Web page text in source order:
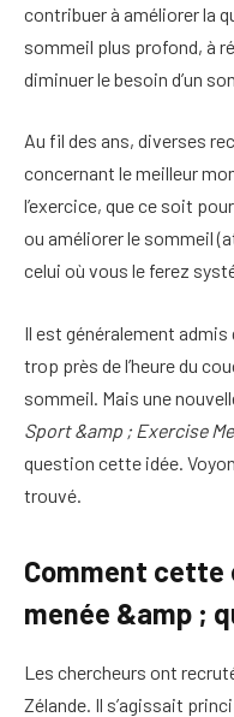
contribuer à améliorer la
sommeil plus profond, à
diminuer le besoin d’un
Au fil des ans, diverses
concernant le meilleur
l’exercice, que ce soit
ou améliorer le sommeil
celui où vous le ferez
Il est généralement admis
trop près de l’heure du
sommeil. Mais une
Sport &amp ; Exercise
question cette idée .
trouvé.
Comment
menée &amp ;
Les chercheurs ont
Zélande. Il s’agissait